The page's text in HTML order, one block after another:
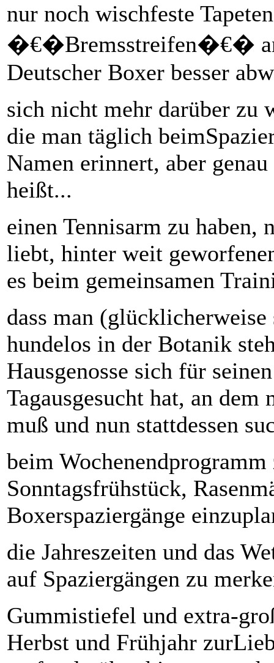
nur noch wischfeste
�€�Bremsstreifen�€� an
Deutscher Boxer besser
sich nicht mehr darüber zu
die man täglich
Namen erinnert, aber
heißt...
einen Tennisarm zu haben,
liebt, hinter weit
es beim gemeinsamen
dass man
hundelos in der Botanik
Hausgenosse sich für
Tagausgesucht hat, an
muß und nun stattdessen
beim
Sonntagsfrühstück,
Boxerspaziergänge
die Jahreszeiten und das
auf Spaziergängen zu
Gummistiefel und extra-
Herbst und Frühjahr